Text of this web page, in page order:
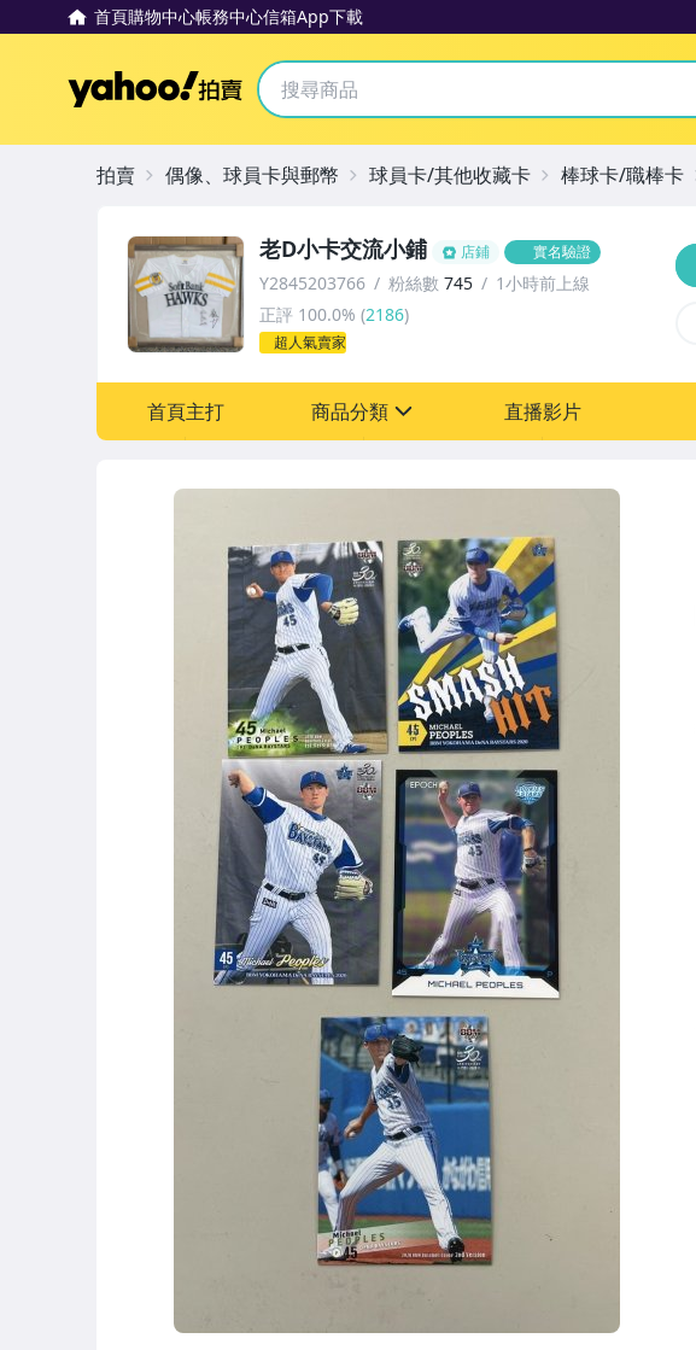
首頁購物中心帳務中心信箱App下載
Yahoo拍賣
老D小卡交流小鋪 店鋪 實名驗證
Y2845203766 粉絲數 745
1小時前上線
正評 100.0% (2186)
超人氣賣家
首頁主打 商品分類 直播影片
拍賣 偶像、球員卡與郵幣 球員卡/其他收藏卡 棒球卡/職棒卡